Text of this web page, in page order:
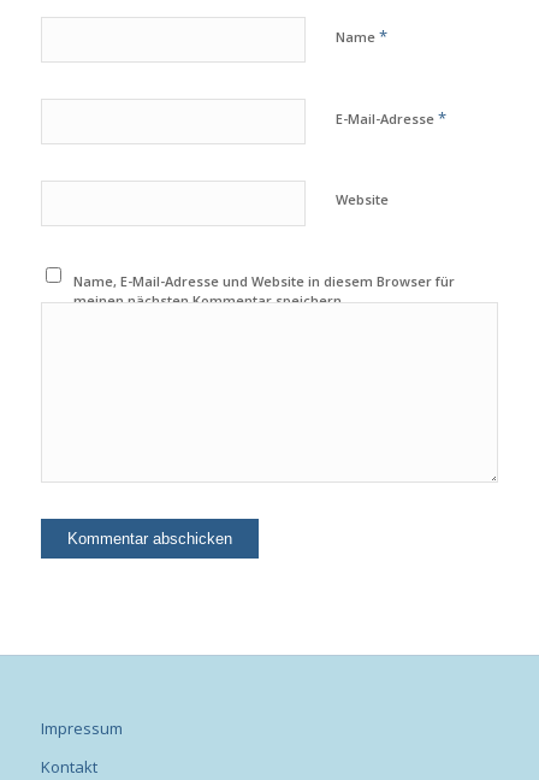
Name *
E-Mail-Adresse *
Website
Name, E-Mail-Adresse und Website in diesem Browser für
meinen nächsten Kommentar speichern.
Impressum
Kontakt